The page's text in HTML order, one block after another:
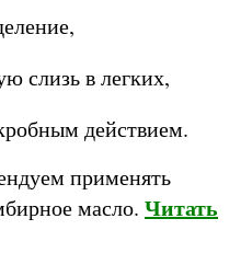
слизь в легких,
действием.
применять
масло. Читать